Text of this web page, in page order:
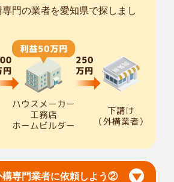
門の業者を愛知県で探しまし
専門業者に依頼しよう②